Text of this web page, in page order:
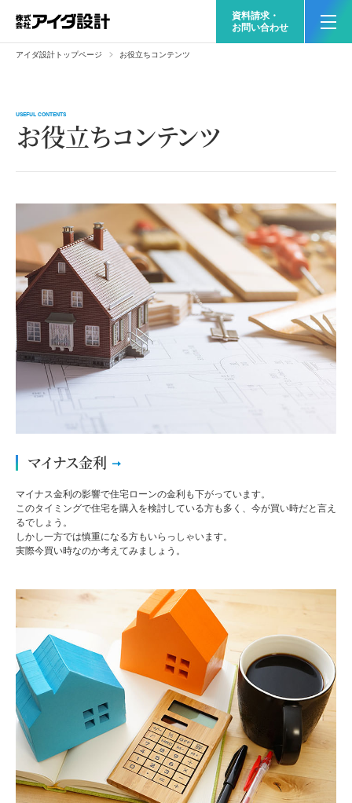
資料請求・
お問い合わせ
アイダ設計トップページ お役立ちコンテンツ
お役立ちコンテンツ
USEFUL CONTENTS
マイナス金利
マイナス金利の影響で住宅ローンの金利も下がっています。
このタイミングで住宅を購入を検討している方も多く、今が買い時だと言え
るでしょう。
しかし一方では慎重になる方もいらっしゃいます。
実際今買い時なのか考えてみましょう。